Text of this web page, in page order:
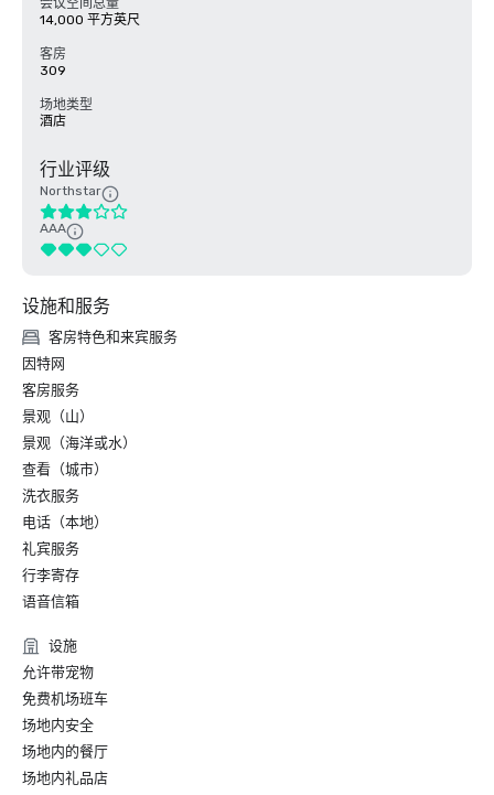
会议空间总量
14,000 平方英尺
客房
309
场地类型
酒店
行业评级
Northstar
AAA
设施和服务
客房特色和来宾服务
因特网
客房服务
景观（山）
景观（海洋或水）
查看（城市）
洗衣服务
电话（本地）
礼宾服务
行李寄存
语音信箱
设施
允许带宠物
免费机场班车
场地内安全
场地内的餐厅
场地内礼品店